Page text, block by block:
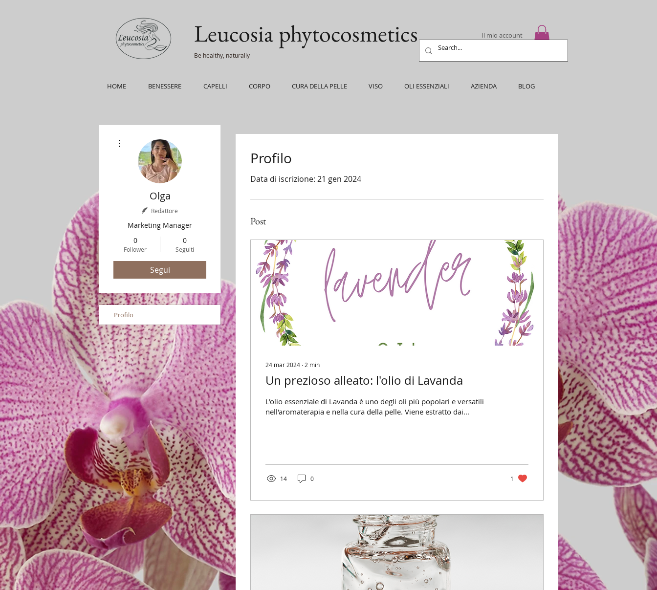
Leucosiaphytocosmetics Il mio account
Be healthy, naturally
HOME BENESSERE CAPELLI CORPO CURA DELLA PELLE VISO OLI ESSENZIALI AZIENDA BLOG
Profilo
Data di iscrizione: 21 gen 2024
Post
24 mar 2024 ∙ 2 min
Un prezioso alleato: l'olio di Lavanda
L'olio essenziale di Lavanda è uno degli oli più popolari e versatili
nell'aromaterapia e nella cura della pelle. Viene estratto dai...
14 0 1
Olga
Redattore
Marketing Manager
0
Follower
0
Seguiti
Segui
Profilo